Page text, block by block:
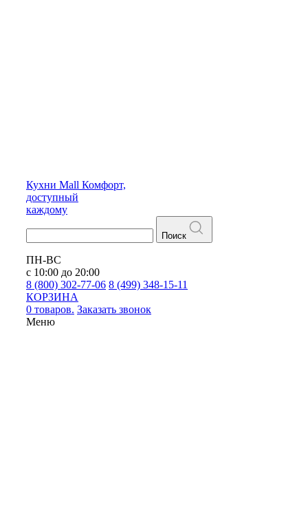
Кухни Mall Комфорт,
доступный
каждому
Поиск
ПН-ВС
с 10:00 до 20:00
8 (800) 302-77-06 8 (499) 348-15-11
КОРЗИНА
0 товаров. Заказать звонок
Меню